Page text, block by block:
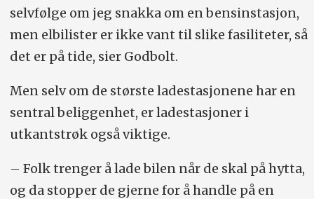
da det er mest ladekø.
Lad mens du kan, og ikke når du må.
prosent. Bilen lader ekstra sakte når
batteriet nærmer seg fullt. Derfor sparer
du både tid og batteriets holdbarhet ved
å stoppe hurtigladingen på 80–90
prosent, i tillegg til å spare andre for
selvfølge om jeg snakka om en bensinstasjon,
men elbilister er ikke vant til slike fasiliteter, så
det er på tide, sier Godbolt.
Men selv om de største ladestasjonene har en
sentral beliggenhet, er ladestasjoner i
utkantstrøk også viktige.
– Folk trenger å lade bilen når de skal på hytta,
og da stopper de gjerne for å handle på en